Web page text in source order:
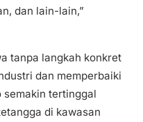
dan lain-lain,”
tanpa langkah konkret
dan memperbaiki
semakin tertinggal
di kawasan